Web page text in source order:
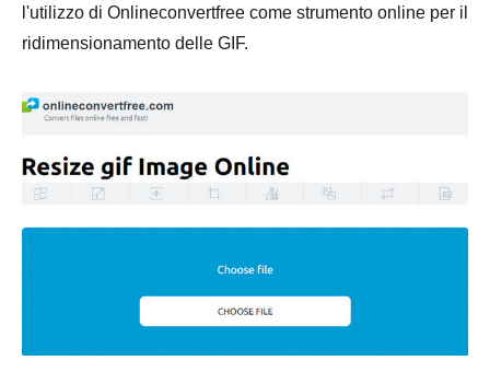
l'utilizzo di Onlineconvertfree come strumento online per il
ridimensionamento delle GIF.